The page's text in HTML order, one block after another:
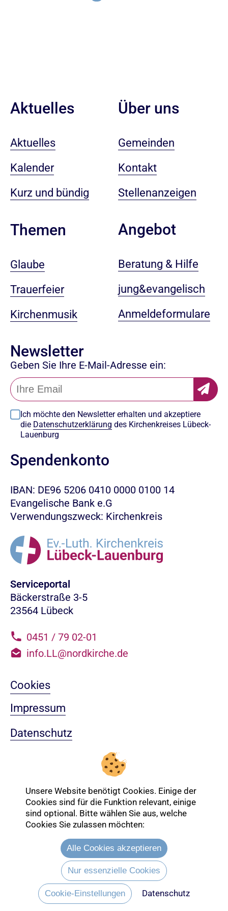
Aktuelles
Aktuelles
Kalender
Kurz und bündig
Themen
Glaube
Trauerfeier
Kirchenmusik
Über uns
Gemeinden
Kontakt
Stellenanzeigen
Angebot
Beratung & Hilfe
jung&evangelisch
Anmeldeformulare
Newsletter
Geben Sie Ihre E-Mail-Adresse ein:
Ich möchte den Newsletter erhalten und akzeptiere
die Datenschutzerklärung des Kirchenkreises Lübeck-
Lauenburg
Spendenkonto
IBAN: DE96 5206 0410 0000 0100 14
Evangelische Bank e.G
Verwendungszweck: Kirchenkreis
Serviceportal
Bäckerstraße 3-5
23564 Lübeck
0451 / 79 02-01
info.LL@nordkirche.de
Cookies
Impressum
Datenschutz
Nach oben
Login-Bereich
Unsere Website benötigt Cookies. Einige der
Cookies sind für die Funktion relevant, einige
sind optional. Bitte wählen Sie aus, welche
Cookies Sie zulassen möchten:
Alle Cookies akzeptieren
Nur essenzielle Cookies
Cookie-Einstellungen Datenschutz